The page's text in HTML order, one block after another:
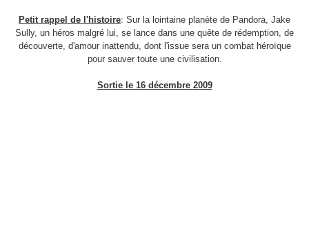
Petit rappel de l'histoire: Sur la lointaine planète de Pandora, Jake
Sully, un héros malgré lui, se lance dans une quête de rédemption, de
découverte, d'amour inattendu, dont l'issue sera un combat héroïque
pour sauver toute une civilisation.
Sortie le 16 décembre 2009